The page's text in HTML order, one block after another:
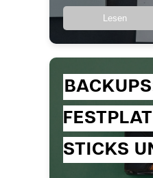
Lesen
STICKS